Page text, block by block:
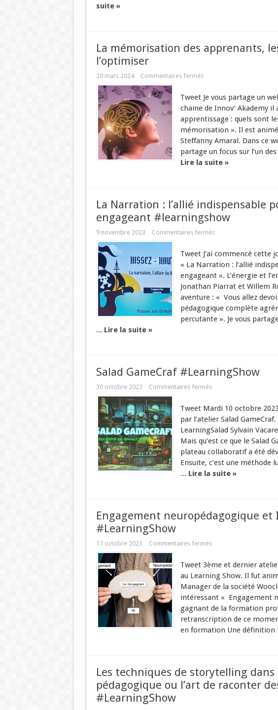
suite »
La mémorisation des apprenants,
l’optimiser
20 mars 2024 Commentaires fermés
Tweet Je vous partage un
chaine de Innov’ Akademy
apprentissage : quels sont
mémorisation ». Il est
Steffanny Amaral. Dans ce
partage un focus sur l’un
Lire la suite »
La Narration : l’allié indispensable
engageant #learningshow
9 novembre 2023 Commentaires fermés
Tweet J’ai commencé cette
« La Narration : l’allié
engageant ». L’énergie et
Jonathan Piarrat et Willem
aventure : « Vous allez
pédagogique complète
percutante ». Je vous
... Lire la suite »
Salad GameCraf #LearningShow
30 octobre 2023 Commentaires fermés
Tweet Mardi 10 octobre
par l’atelier Salad
LearningSalad Sylvain
Mais qu’est ce que le Salad
plateau collaboratif a été
Ensuite, c’est une méthode
... Lire la suite »
Engagement neuropédagogique
#LearningShow
17 octobre 2023 Commentaires fermés
Tweet 3ème et dernier
au Learning Show. Il fut
Manager de la société
intéressant « Engagement
gagnant de la formation
retranscription de ce
en formation Une définition
Les techniques de storytelling dans
pédagogique ou l’art de raconter
#LearningShow